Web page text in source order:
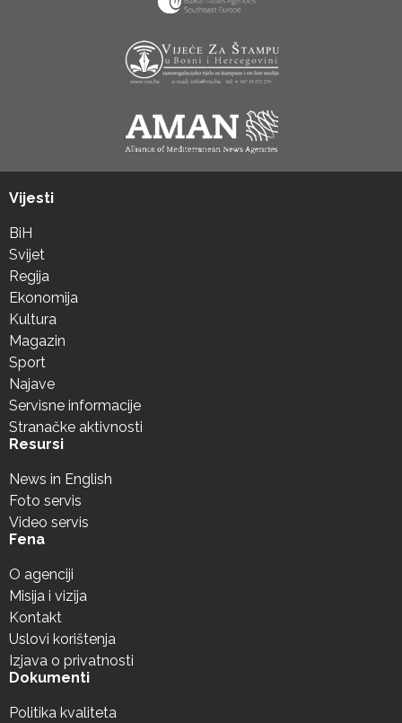
Vijesti
BiH
Svijet
Regija
Ekonomija
Kultura
Magazin
Sport
Najave
Servisne informacije
Stranačke aktivnosti
Resursi
News in English
Foto servis
Video servis
Fena
O agenciji
Misija i vizija
Kontakt
Uslovi korištenja
Izjava o privatnosti
Dokumenti
Politika kvaliteta